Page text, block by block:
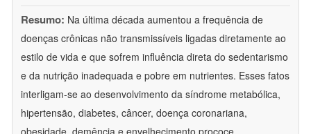
Resumo: Na última década aumentou a frequência de
doenças crônicas não transmissíveis ligadas diretamente ao
estilo de vida e que sofrem influência direta do sedentarismo
e da nutrição inadequada e pobre em nutrientes. Esses fatos
interligam-se ao desenvolvimento da síndrome metabólica,
hipertensão, diabetes, câncer, doença coronariana,